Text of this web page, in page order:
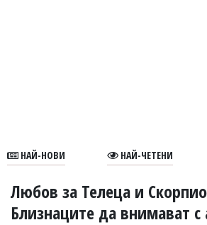
УКРАЙНА
НАЙ-НОВИ НАЙ-ЧЕТЕНИ
Любов за Телеца и
Близнаците да внимават с